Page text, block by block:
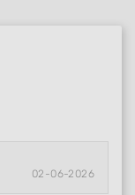
02-06-2026